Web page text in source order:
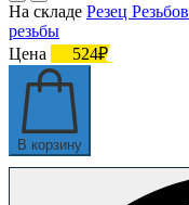
На складе Резец
резьбы
Цена
524₽
В корзину